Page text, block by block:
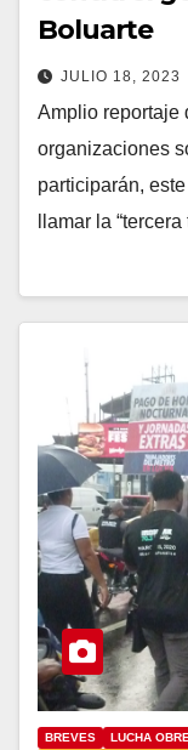
Boluarte
JULIO 18, 2023
Amplio reportaje
organizaciones
participarán,
llamar la
BREVES
LUCHA